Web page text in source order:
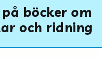
böcker om
och ridning